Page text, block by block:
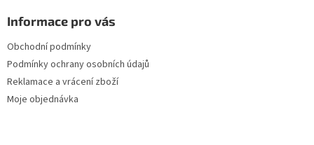
Informace pro vás
Obchodní podmínky
Podmínky ochrany osobních údajů
Reklamace a vrácení zboží
Moje objednávka